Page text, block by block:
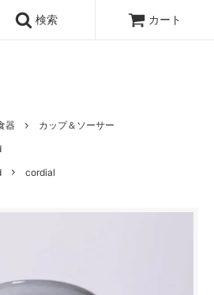
ビア,クイストゴーなどの北欧ヴィンテ
スジュエリーなどの作家の作品が並びま
検索 カート
器
カップ＆ソーサー
cordial